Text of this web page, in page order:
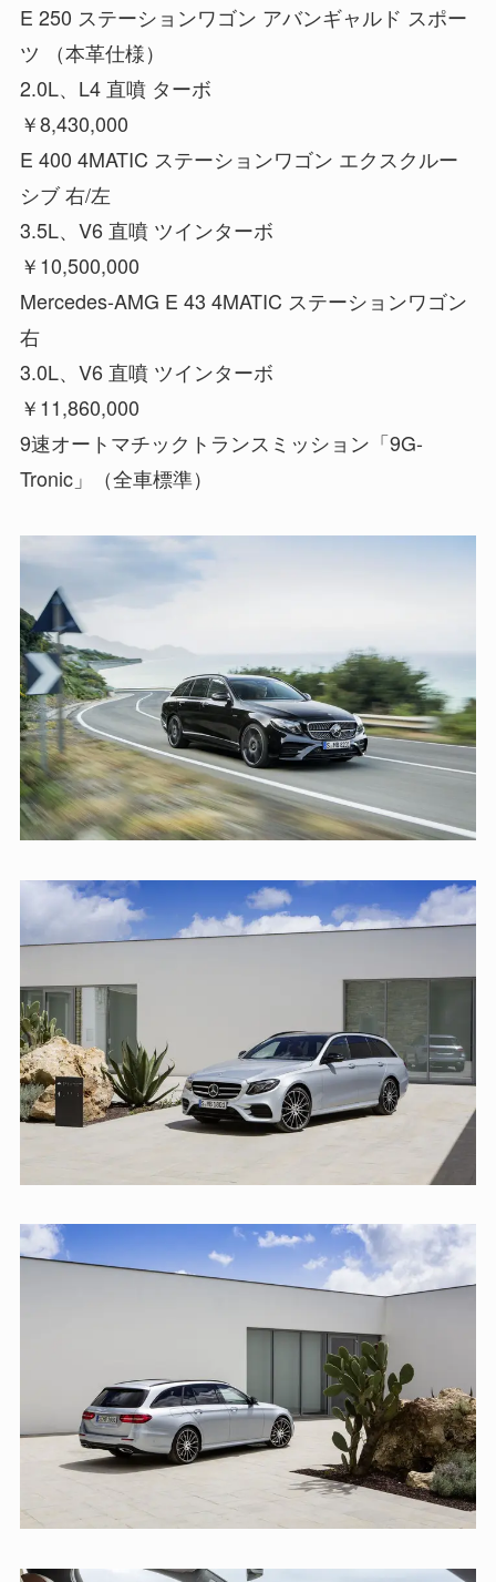
E 250 ステーションワゴン アバンギャルド スポー
ツ （本革仕様）
2.0L、L4 直噴 ターボ
￥8,430,000
E 400 4MATIC ステーションワゴン エクスクルー
シブ 右/左
3.5L、V6 直噴 ツインターボ
￥10,500,000
Mercedes-AMG E 43 4MATIC ステーションワゴン
右
3.0L、V6 直噴 ツインターボ
￥11,860,000
9速オートマチックトランスミッション「9G-
Tronic」（全車標準）